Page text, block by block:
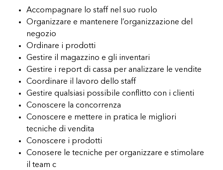
Accompagnare lo staff nel suo ruolo
Organizzare e mantenere l’organizzazione del
negozio
Ordinare i prodotti
Gestire il magazzino e gli inventari
Gestire i report di cassa per analizzare le vendite
Coordinare il lavoro dello staff
Gestire qualsiasi possibile conflitto con i clienti
Conoscere la concorrenza
Conoscere e mettere in pratica le migliori
tecniche di vendita
Conoscere i prodotti
Conosere le tecniche per organizzare e stimolare
il team c